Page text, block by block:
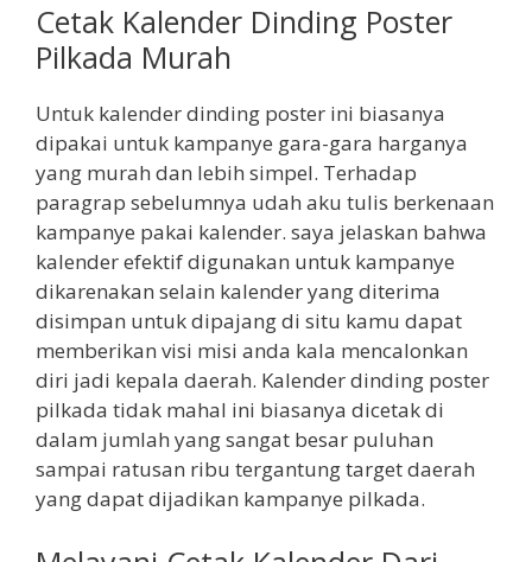
Cetak Kalender Dinding Poster
Pilkada Murah
Untuk kalender dinding poster ini biasanya
dipakai untuk kampanye gara-gara harganya
yang murah dan lebih simpel. Terhadap
paragrap sebelumnya udah aku tulis berkenaan
kampanye pakai kalender. saya jelaskan bahwa
kalender efektif digunakan untuk kampanye
dikarenakan selain kalender yang diterima
disimpan untuk dipajang di situ kamu dapat
memberikan visi misi anda kala mencalonkan
diri jadi kepala daerah. Kalender dinding poster
pilkada tidak mahal ini biasanya dicetak di
dalam jumlah yang sangat besar puluhan
sampai ratusan ribu tergantung target daerah
yang dapat dijadikan kampanye pilkada.